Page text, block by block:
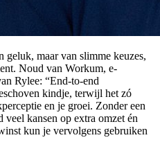
geluk, maar van slimme keuzes,
Noud van Workum, e-
Rylee: “End-to-end
kindje, terwijl het zó
en je groei. Zonder een
kansen op extra omzet én
kun je vervolgens gebruiken